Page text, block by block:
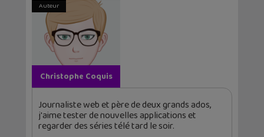
Auteur
Christophe Coquis
Journaliste web et père de deux grands ados,
j'aime tester de nouvelles applications et
regarder des séries télé tard le soir.